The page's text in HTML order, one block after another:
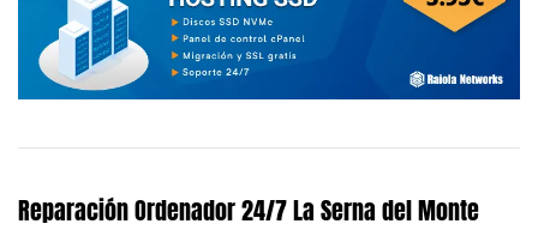
Reparación Ordenador 24/7 La Serna del Monte